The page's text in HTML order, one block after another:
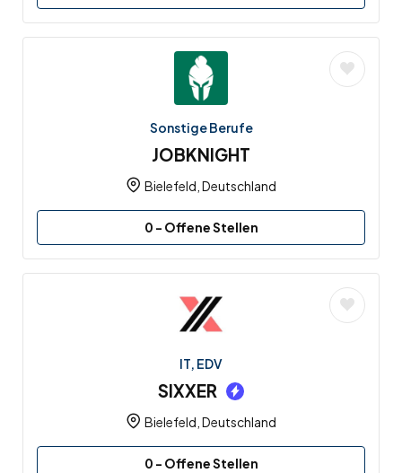
Sonstige Berufe
JOBKNIGHT
Bielefeld, Deutschland
0 - Offene Stellen
IT, EDV
SIXXER
Bielefeld, Deutschland
0 - Offene Stellen